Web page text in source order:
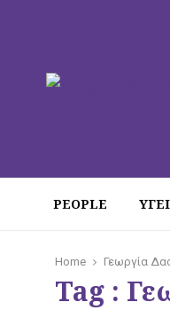
PEOPLE
Home Γεωργία
Tag :